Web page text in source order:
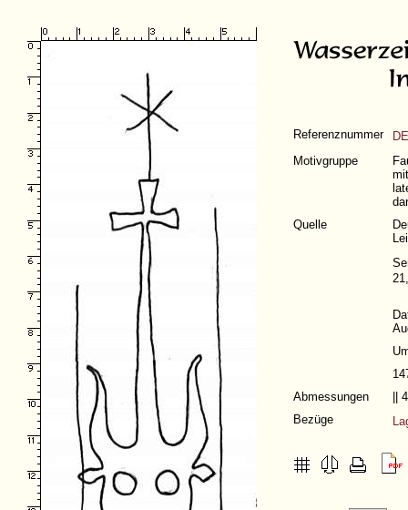
Referenznummer
Motivgruppe
Quelle
Abmessungen
||
Bezüge